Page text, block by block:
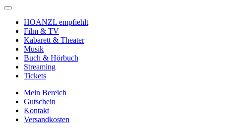
HOANZL empfiehlt
Film & TV
Kabarett & Theater
Musik
Buch & Hörbuch
Streaming
Tickets
Mein Bereich
Gutschein
Kontakt
Versandkosten